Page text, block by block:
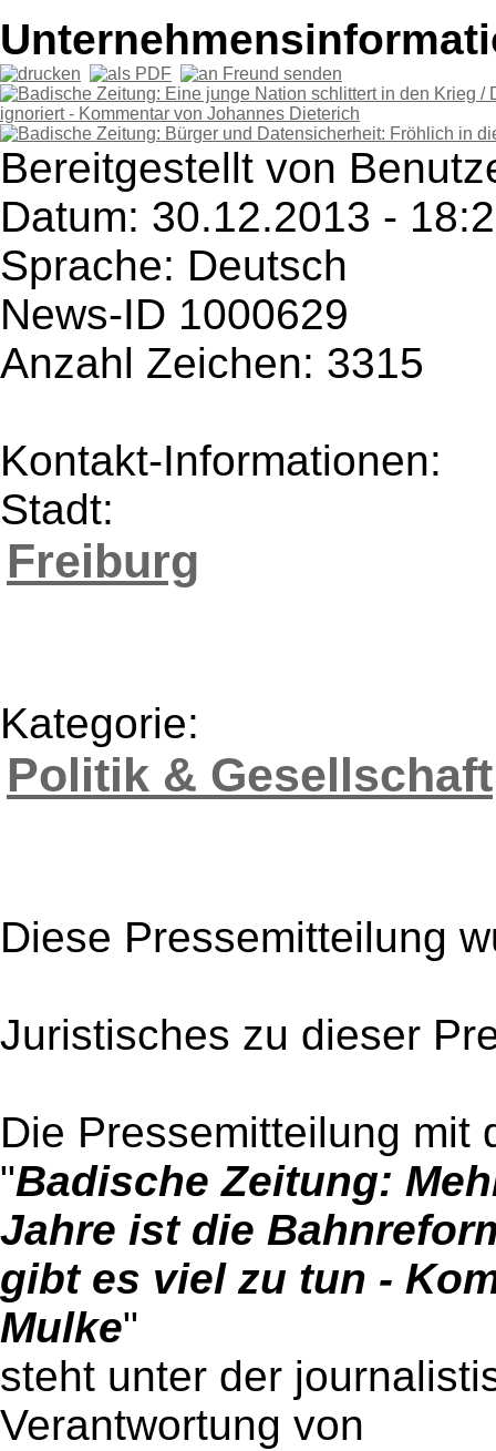
Bereitgestellt von
Datum: 30.12.2013 -
Sprache: Deutsch
News-ID 1000629
Anzahl Zeichen: 3315
Kontakt-Informationen:
Stadt:
Freiburg
Kategorie:
Politik & Gesellschaft
Diese Pressemitteilung
Juristisches zu dieser
Die Pressemitteilung mit
"Badische Zeitung:
Jahre ist die
gibt es viel zu tun -
Mulke"
steht unter der
Verantwortung von